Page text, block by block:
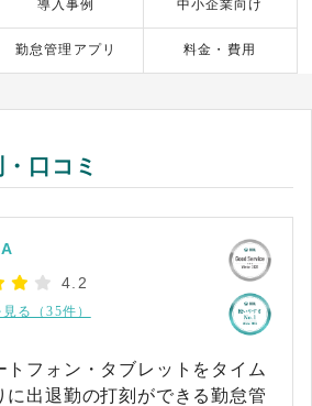
ド 情報掲載をご希望の方へ
導入事例 中小企業向け
勤怠管理アプリ 料金・費用
口コミ
4.2
る（35件）
トフォン・タブレットをタイム
に出退勤の打刻ができる勤怠管